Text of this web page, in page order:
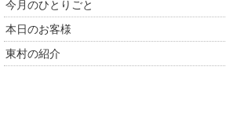
今月のひとりごと
本日のお客様
東村の紹介